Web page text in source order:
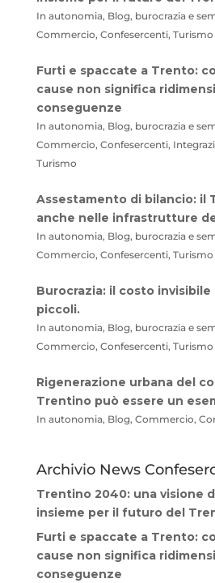
In autonomia, Blog, burocrazia e
Commercio, Confesercenti, Turismo
Furti e spaccate a Trento:
cause non significa
conseguenze
In autonomia, Blog, burocrazia e
Commercio, Confesercenti,
Turismo
Assestamento di bilancio: il
anche nelle infrastrutture
In autonomia, Blog, burocrazia e
Commercio, Confesercenti, Turismo
Burocrazia: il costo invisibile
piccoli.
In autonomia, Blog, burocrazia e
Commercio, Confesercenti, Turismo
Rigenerazione urbana del
Trentino può essere un
In autonomia, Blog, Commercio,
Archivio News
Trentino 2040: una visione
insieme per il futuro del
Furti e spaccate a Trento:
cause non significa
conseguenze